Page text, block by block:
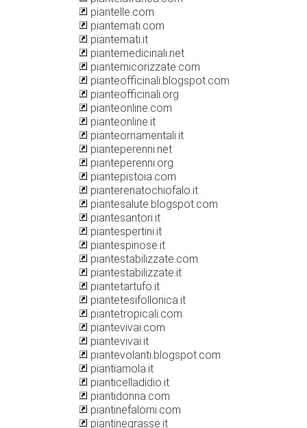
piantelle.com
piantemati.com
piantemati.it
piantemedicinali.net
piantemicorizzate.com
pianteofficinali.blogspot.com
pianteofficinali.org
pianteonline.com
pianteonline.it
pianteornamentali.it
pianteperenni.net
pianteperenni.org
piantepistoia.com
pianterenatochiofalo.it
piantesalute.blogspot.com
piantesantori.it
piantespertini.it
piantespinose.it
piantestabilizzate.com
piantestabilizzate.it
piantetartufo.it
piantetesifollonica.it
piantetropicali.com
piantevivai.com
piantevivai.it
piantevolanti.blogspot.com
piantiamola.it
pianticelladidio.it
piantidonna.com
piantinefalorni.com
piantinegrasse.it